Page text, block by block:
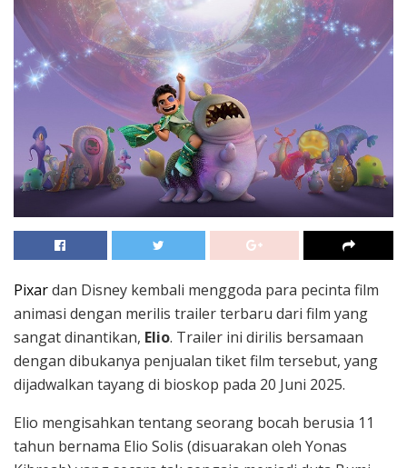
Pixardan Disney kembali menggoda para pecinta film
animasi dengan merilis trailer terbaru dari film yang
sangat dinantikan, Elio. Trailer ini dirilis bersamaan
dengan dibukanya penjualan tiket film tersebut, yang
dijadwalkan tayang di bioskop pada 20 Juni 2025.
Elio mengisahkan tentang seorang bocah berusia 11
tahun bernama Elio Solis (disuarakan oleh Yonas